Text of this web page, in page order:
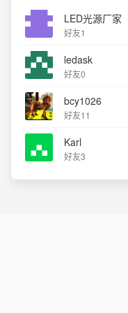
LED光源厂家
好友1
ledask
好友0
bcy1026
好友11
Karl
好友3